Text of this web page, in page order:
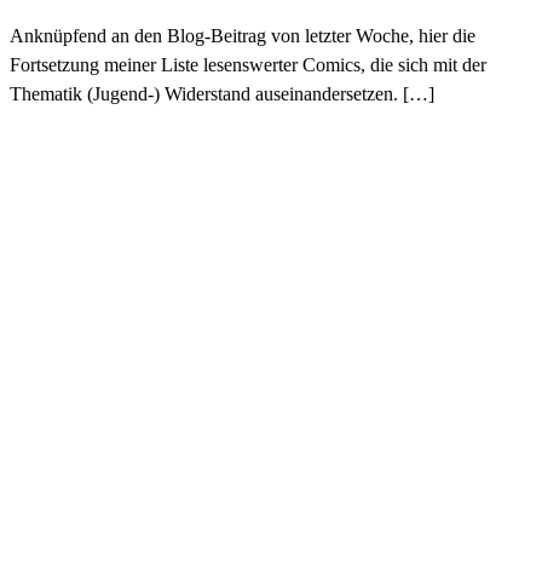
Anknüpfend an den Blog-Beitrag von letzter Woche, hier die
Fortsetzung meiner Liste lesenswerter Comics, die sich mit der
Thematik (Jugend-) Widerstand auseinandersetzen. […]